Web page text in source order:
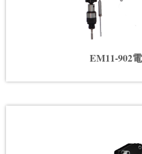
EM11-902